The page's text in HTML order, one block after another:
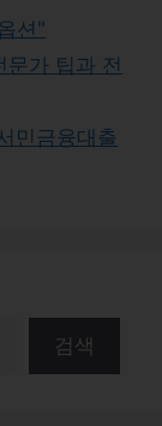
션"
문가 팁과 전
민금융대출
검색